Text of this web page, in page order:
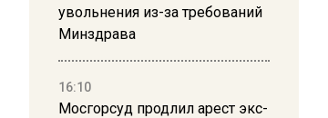
увольнения из-за требований
Минздрава
16:10
Мосгорсуд продлил арест экс-